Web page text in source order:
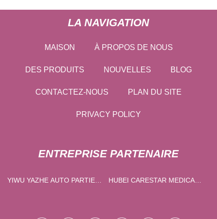
LA NAVIGATION
MAISON À PROPOS DE NOUS
DES PRODUITS NOUVELLES BLOG
CONTACTEZ-NOUS PLAN DU SITE
PRIVACY POLICY
ENTREPRISE PARTENAIRE
YIWU YAZHE AUTO PARTIES
HUBEI CARESTAR MEDICAL